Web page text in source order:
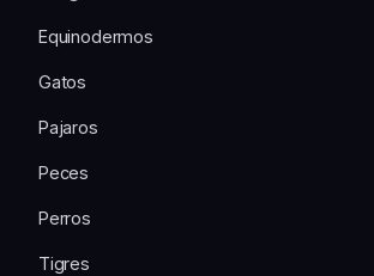
Equinodermos
Gatos
Pajaros
Peces
Perros
Tigres